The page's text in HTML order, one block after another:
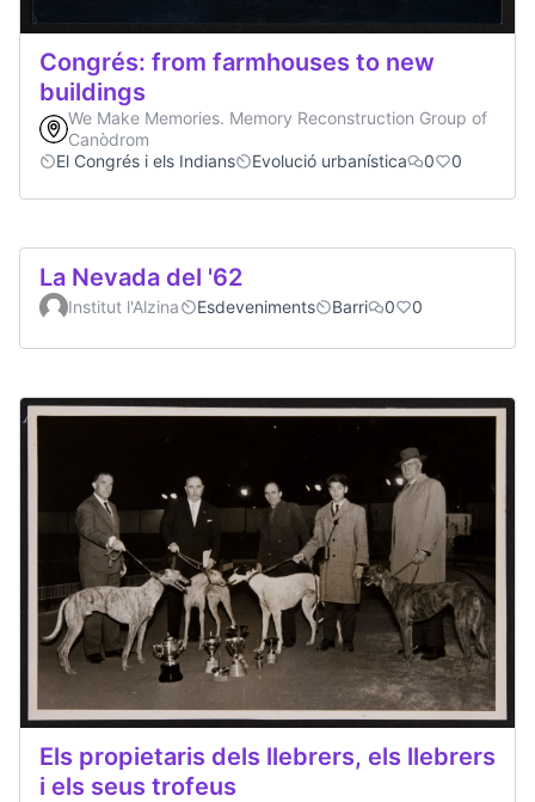
Congrés: from farmhouses to new
buildings
We Make Memories. Memory Reconstruction Group of
Canòdrom
El Congrés i els Indians
Evolució urbanística 0 0
La Nevada del '62
Institut l'Alzina Esdeveniments Barri 0 0
Els propietaris dels llebrers, els llebrers
i els seus trofeus